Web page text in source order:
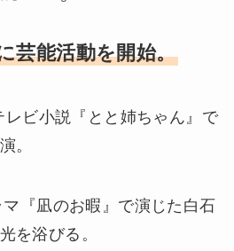
芸能活動を開始。
ビ小説『とと姉ちゃん』で
。
『凪のお暇』で演じた白石
を浴びる。